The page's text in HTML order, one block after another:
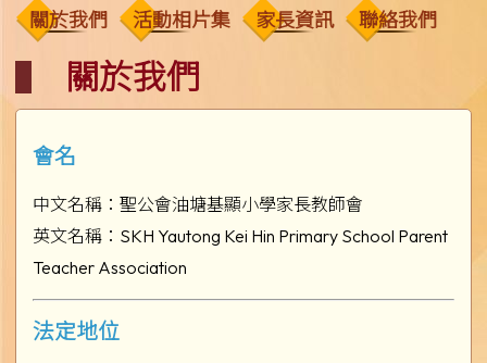
關於我們 活動相片集 家長資訊 聯絡我們
關於我們
會名
中文名稱：聖公會油塘基顯小學家長教師會
英文名稱：SKH Yautong Kei Hin Primary School Parent
Teacher Association
法定地位